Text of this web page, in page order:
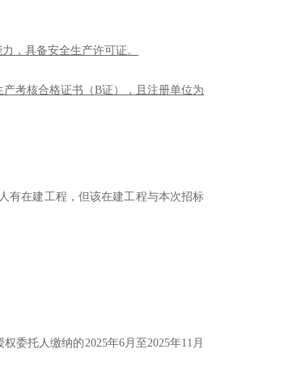
，具备安全生产许可证。
考核合格证书（B证） ， 且注册单位为
有在建工程，但该在建工程与本次招标
权委托人缴纳的2025年6月至2025年11 月